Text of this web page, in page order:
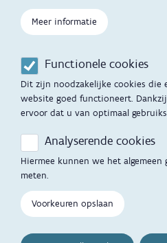
Meer informatie
Functionele cookies
Dit zijn noodzakelijke cookies die
website goed functioneert.
ervoor dat u van optimaal
Analyserende cookies
Hiermee kunnen we het
meten.
Voorkeuren opslaan
Aanbod tijdens de
zwangerschap
Opvoedingsondersteuning
Kinderopvang
Hulp en contact
Contactfomulier
Opgroeipunt